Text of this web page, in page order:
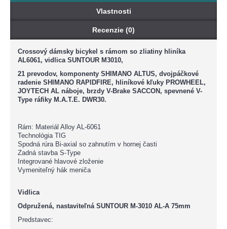
Vlastnosti
Recenzie (0)
Crossový dámsky bicykel s rámom so zliatiny hliníka
AL6061, vidlica SUNTOUR M3010,
21 prevodov, komponenty SHIMANO ALTUS, dvojpáčkové
radenie SHIMANO RAPIDFIRE, hliníkové kľuky PROWHEEL,
JOYTECH AL náboje, brzdy V-Brake SACCON, spevnené V-
Type ráfiky M.A.T.E. DWR30.
Rám: Materiál Alloy AL-6061
Technológia TIG
Spodná rúra Bi-axial so zahnutím v hornej časti
Zadná stavba S-Type
Integrované hlavové zloženie
Vymeniteľný hák meniča
Vidlica
Odpružená, nastaviteľná SUNTOUR M-3010 AL-A 75mm
Predstavec: